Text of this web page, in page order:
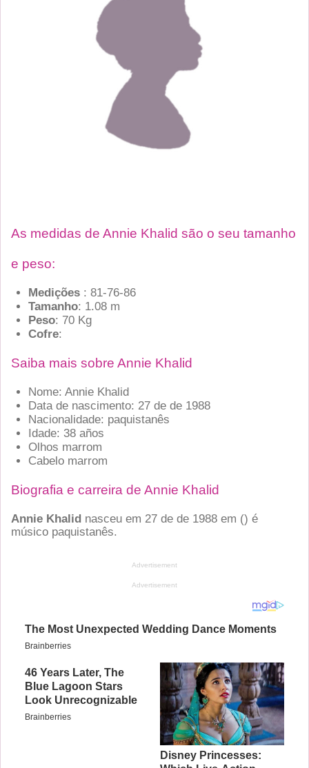
As medidas de Annie Khalid são o seu tamanho
e peso:
Medições : 81-76-86
Tamanho: 1.08 m
Peso: 70 Kg
Cofre:
Saiba mais sobre Annie Khalid
Nome: Annie Khalid
Data de nascimento: 27 de de 1988
Nacionalidade: paquistanês
Idade: 38 años
Olhos marrom
Cabelo marrom
Biografia e carreira de Annie Khalid
Annie Khalid nasceu em 27 de de 1988 em () é
músico paquistanês.
Advertisement
Advertisement